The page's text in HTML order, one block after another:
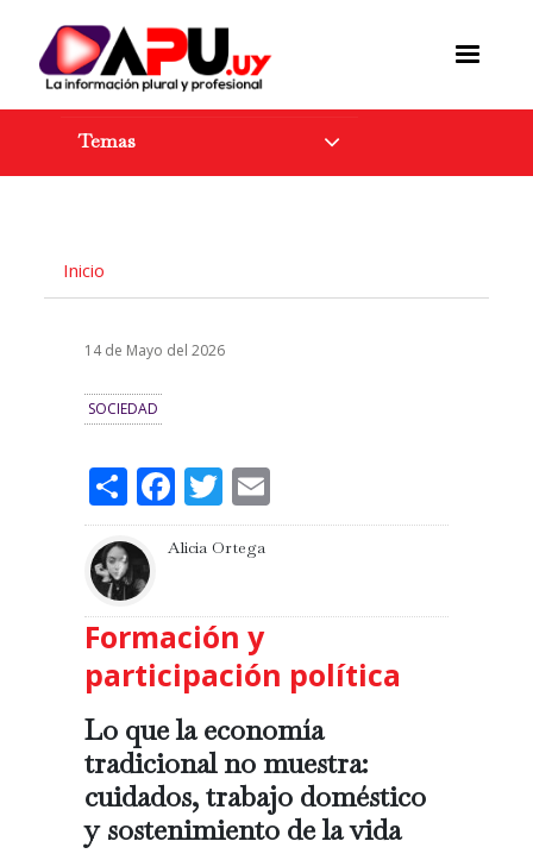
Temas
Inicio
14 de Mayo del 2026
SOCIEDAD
ShareFacebook
Twitter
Alicia Ortega
Formación y
participación política
Lo que la economía
tradicional no muestra:
cuidados, trabajo doméstico
y sostenimiento de la vida